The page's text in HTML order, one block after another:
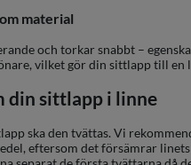
material
och torkar snabbt –
vilket gör din sittlapp till en
din sittlapp i linne
ska den tvättas. Vi
eftersom det försämrar